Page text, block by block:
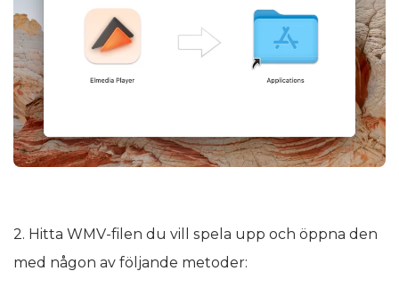
2. Hitta WMV-filen du vill spela upp och öppna den
med någon av följande metoder: